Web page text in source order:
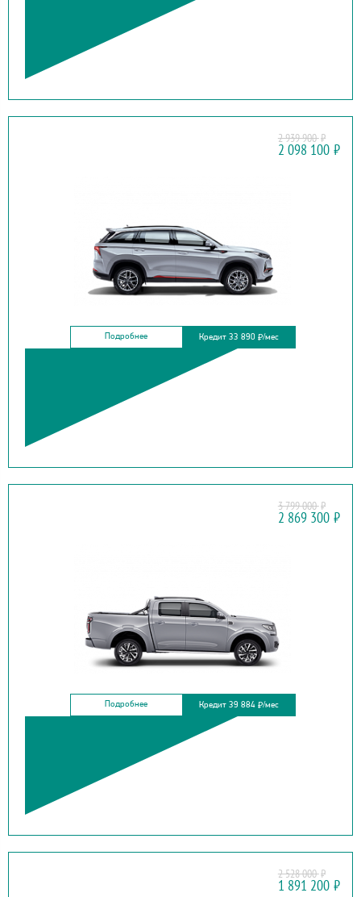
2 939 900₽
2 098 100 ₽
Подробнее Кредит 33 890 ₽/мес
3 799 000₽
2 869 300 ₽
Подробнее Кредит 39 884 ₽/мес
2 528 000₽
1 891 200 ₽